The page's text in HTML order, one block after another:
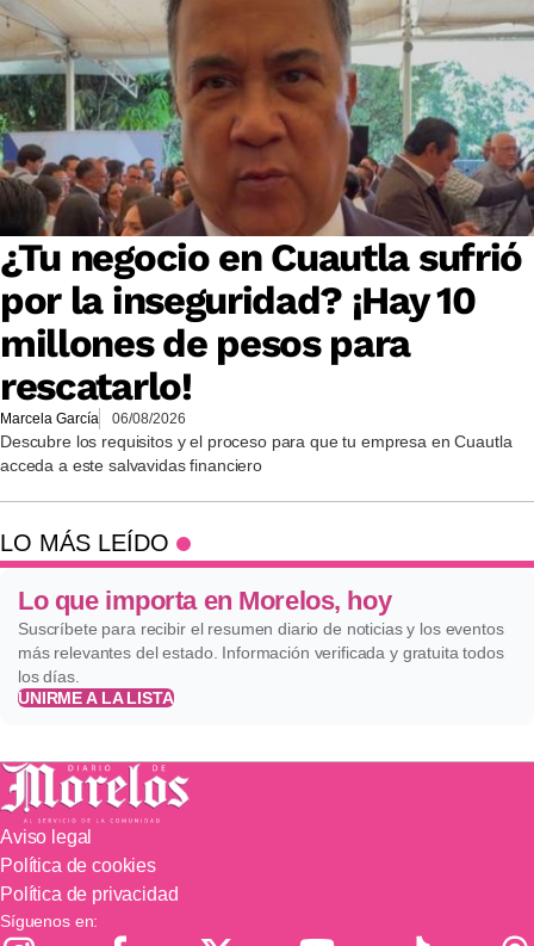
¿Tu negocio en Cuautla sufrió
por la inseguridad? ¡Hay 10
millones de pesos para
rescatarlo!
Marcela García 06/08/2026
Descubre los requisitos y el proceso para que tu empresa en Cuautla
acceda a este salvavidas financiero
LO MÁS LEÍDO
Lo que importa en Morelos, hoy
Suscríbete para recibir el resumen diario de noticias y los eventos
más relevantes del estado. Información verificada y gratuita todos
los días.
UNIRME A LA LISTA
Aviso legal
Política de cookies
Política de privacidad
Síguenos en: